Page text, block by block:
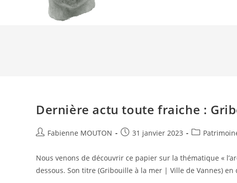
Dernière actu toute fraiche :
Auteur/autrice
la
publication :
Fabienne MOUTON
Post31 janvier 2023
Post
Nous venons de découvrir ce papier sur la thématique «
dessous. Son titre (Gribouille à la mer | Ville de Vannes) en